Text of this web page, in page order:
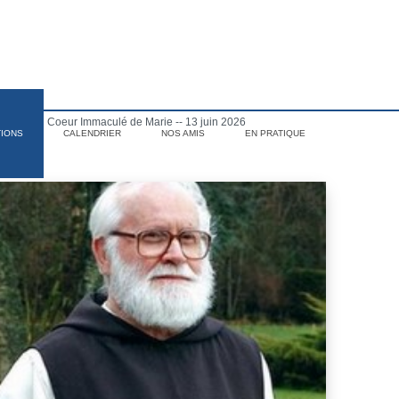
CALENDRIER NOS AMIS EN PRATIQUE
du Coeur Immaculé de Marie -- 13 juin 2026